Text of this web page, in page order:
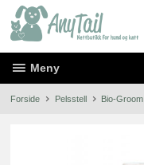
innholdet
Meny
Forside Pelsstell Bio-Groom